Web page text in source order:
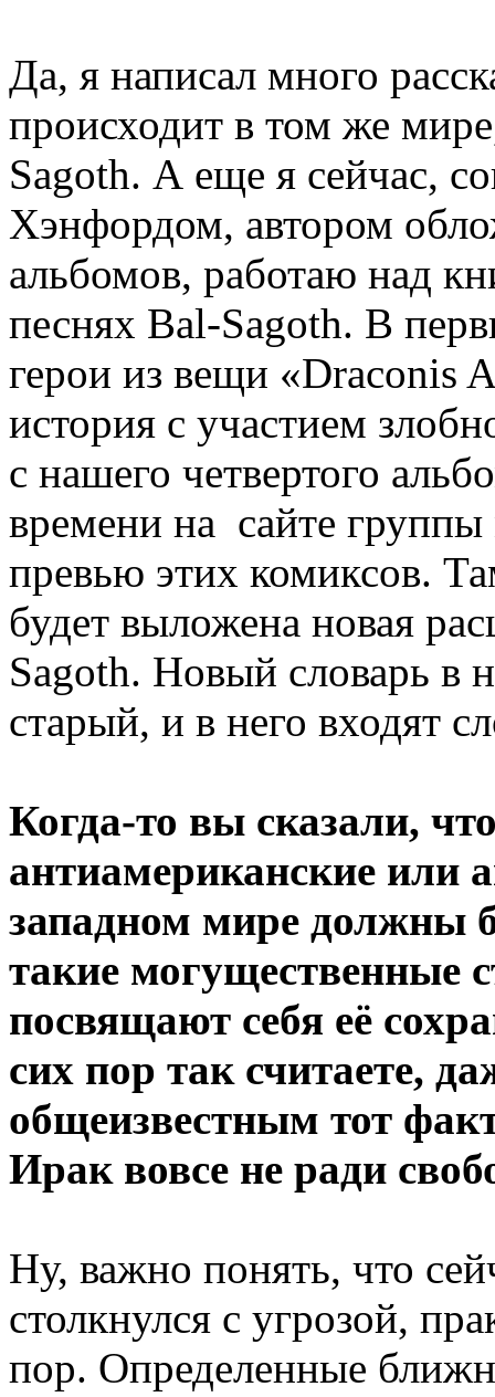
Да, я написал много
происходит в том же
Sagoth. А еще я сейчас,
Хэнфордом, автором
альбомов, работаю над
песнях Bal-Sagoth. В
герои из вещи «Draconis
история с участием
с нашего четвертого
времени на сайте
превью этих комиксов.
будет выложена новая
Sagoth. Новый словарь в
старый, и в него входят
Когда-то вы сказали,
антиамериканские или
западном мире должны
такие могущественные
посвящают себя её
сих пор так считаете,
общеизвестным тот
Ирак вовсе не ради
Ну, важно понять, что
столкнулся с угрозой,
пор. Определенные